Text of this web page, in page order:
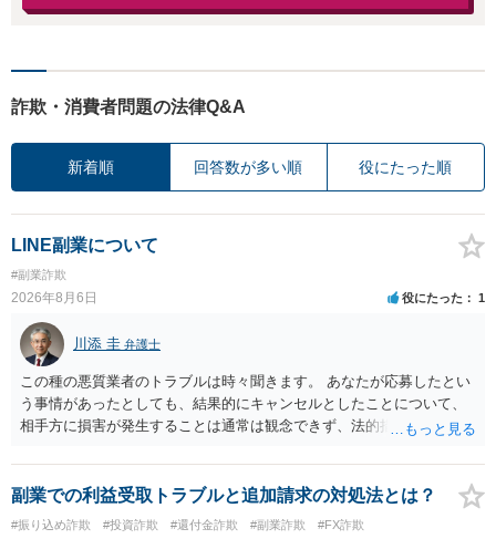
詐欺・消費者問題の法律Q&A
新着順 回答数が多い順 役にたった順
LINE副業について
#副業詐欺
2026年8月6日 役にたった 1
川添 圭 弁護士
この種の悪質業者のトラブルは時々聞きます。 あなたが応募したとい
う事情があったとしても、結果的にキャンセルとしたことについて、
相手方に損害が発生することは通常は観念できず、法的措置を採って
ず、最寄りの消費生活センターへ相談し、連絡を無視してよいかどう
かのアドバイスを受けられることをお勧めします。しつこいようであ
れば、弁護士へ依頼して警告してもらうことも必要になるかもしれま
せん。
副業での利益受取トラブルと追加請求の対処法とは？
#振り込め詐欺 #投資詐欺 #還付金詐欺 #副業詐欺 #FX詐欺